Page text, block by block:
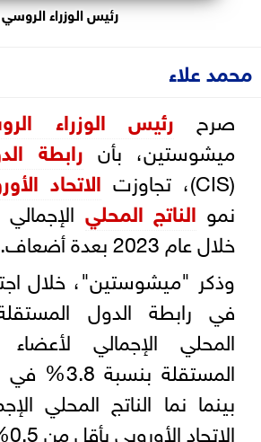
رئيس الوزراء الروسي
محمد علاء
صرح رئيس الوزراء
ميشوستين، بأن رابطة
(CIS)، تجاوزت الاتحاد
نمو الناتج المحلي
خلال عام 2023 بعدة أضعاف.
وذكر "ميشوستين"، خلال
في رابطة الدول
المحلي الإجمالي
المستقلة
بينما نما الناتج المحلي
الاتحاد الأوروبي بأقل من 0.5%".